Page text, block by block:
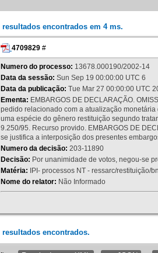
resultados encontrados em 4 ms.
4709829 #
Numero do processo: 13678.000190/2002-14
Data da sessão: Sun Sep 19 00:00:00 UTC 6
Data da publicação: Tue Mar 27 00:00:00 UTC
Ementa: EMBARGOS DE DECLARAÇÃO.
pedido relacionado com a atualização
uma espécie do gênero restituição segundo
9.250/95. Recurso provido. EMBARGOS DE
se justifica a interposição dos presentes
Numero da decisão: 203-11890
Decisão: Por unanimidade de votos, negou-se
Matéria: IPI- processos NT - ressarc/restituição/
Nome do relator: Não Informado
resultados encontrados.